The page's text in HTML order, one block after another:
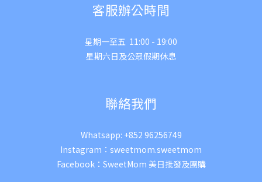
客服辦公時間
星期一至五 11:00 - 19:00
星期六日及公眾假期休息
聯絡我們
Whatsapp: +852 96256749
Instagram： sweetmom.sweetmom
Facebook： SweetMom 美日批發及團購